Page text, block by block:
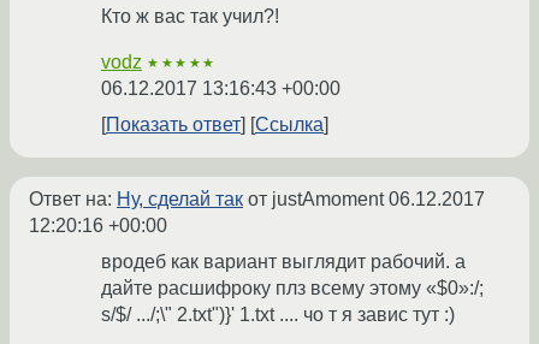
Кто ж вас так учил?!
vodz ★★★★★
06.12.2017 13:16:43 +00:00
Показать ответ
Ссылка
Ответ на: Ну, сделай так от justAmoment06.12.2017
12:20:16 +00:00
вродеб как вариант выглядит рабочий. а
дайте расшифроку плз всему этому «$0»:/;
s/$/ .../;\" 2.txt")}' 1.txt .... чо т я завис тут :)